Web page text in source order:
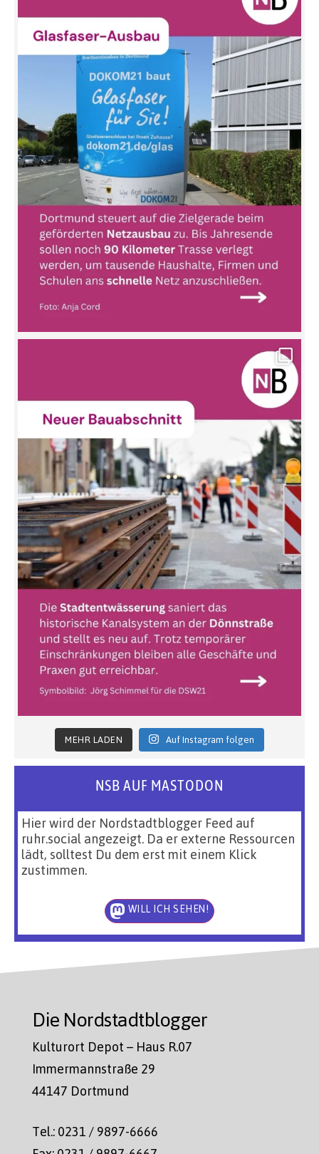
MEHR LADEN Auf Instagram folgen
NSB AUF MASTODON
Hier wird der Nordstadtblogger Feed auf
ruhr.social angezeigt. Da er externe Ressourcen
lädt, solltest Du dem erst mit einem Klick
zustimmen.
WILL ICH SEHEN!
Die Nordstadtblogger
Kulturort Depot – Haus R.07
Immermannstraße 29
44147 Dortmund
Tel.: 0231 / 9897-6666